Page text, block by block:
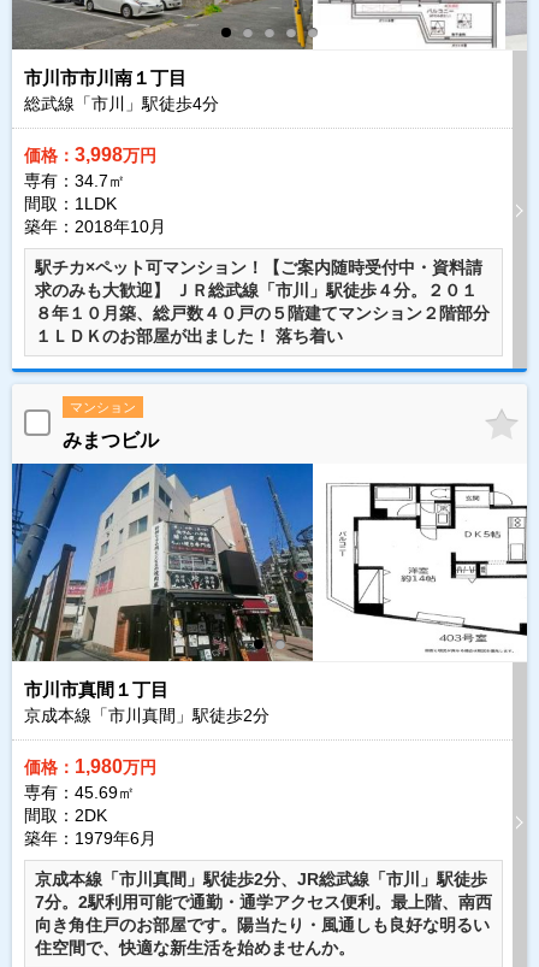
市川市市川南１丁目
総武線「市川」駅徒歩4分
価格： 3,998万円
専有：34.7㎡
間取：1LDK
築年：2018年10月
駅チカ×ペット可マンション！【ご案内随時受付中・資料請
求のみも大歓迎】 ＪＲ総武線「市川」駅徒歩４分。２０１
８年１０月築、総戸数４０戸の５階建てマンション２階部分
１ＬＤＫのお部屋が出ました！ 落ち着い
マンション
みまつビル
市川市真間１丁目
京成本線「市川真間」駅徒歩2分
価格： 1,980万円
専有：45.69㎡
間取：2DK
築年：1979年6月
京成本線「市川真間」駅徒歩2分、JR総武線「市川」駅徒歩
7分。2駅利用可能で通勤・通学アクセス便利。最上階、南西
向き角住戸のお部屋です。陽当たり・風通しも良好な明るい
住空間で、快適な新生活を始めませんか。